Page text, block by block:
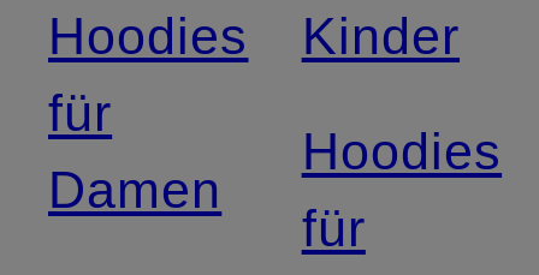
Hoodies
für
Damen
Kinder
Hoodies
für